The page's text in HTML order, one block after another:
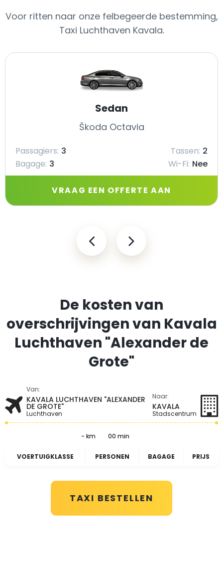
Voor ritten naar onze felbegeerde bestemming,
Taxi Luchthaven Kavala.
Sedan
Škoda Octavia
Passagiers: 3 Tassen: 2
Bagage: 3 Wi-Fi: Nee
VRAAG EEN OFFERTE AAN
De kosten van
overschrijvingen van Kavala
Luchthaven "Alexander de
Grote"
Van:
KAVALA LUCHTHAVEN "ALEXANDER
DE GROTE"
Luchthaven
Naar:
KAVALA
Stadscentrum
- km 00 min
VOERTUIGKLASSE PERSONEN BAGAGE PRIJS
TAXI BESTELLEN